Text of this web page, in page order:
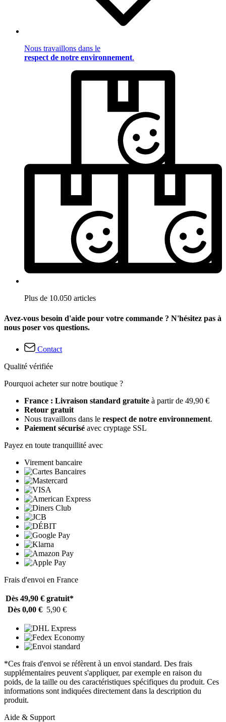
Nous travaillons dans le
respect de notre environnement.
Plus de 10.050 articles
Avez-vous besoin d'aide pour votre commande ? N'hésitez pas à
nous poser vos questions.
Contact
Qualité vérifiée
Pourquoi acheter sur notre boutique ?
France : Livraison standard gratuite à partir de 49,90 €
Retour gratuit
Nous travaillons dans le respect de notre environnement.
Paiement sécurisé avec cryptage SSL
Payez en toute tranquillité avec
Virement bancaire
Frais d'envoi en France
Dès 49,90 € gratuit*
Dès 0,00 € 5,90 €
*Ces frais d'envoi se réfèrent à un envoi standard. Des frais
supplémentaires peuvent s'appliquer, par exemple en raison du
poids, de la taille ou des caractéristiques spécifiques du produit. Ces
informations sont indiquées directement dans la description du
produit.
Aide & Support